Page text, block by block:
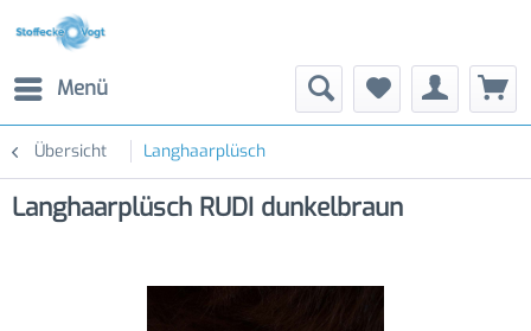
Menü
Übersicht Langhaarplüsch
Langhaarplüsch RUDI dunkelbraun